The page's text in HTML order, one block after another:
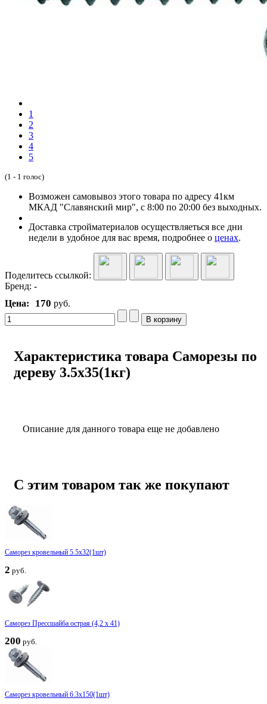
1
2
3
4
5
(1 - 1 голос)
Возможен самовывоз этого товара по адресу 41км
МКАД "Славянский мир", с 8:00 по 20:00 без выходных.
Доставка стройматериалов осуществляеться все дни
недели в удобное для вас время, подробнее о ценах.
Поделитесь ссылкой:
Бренд: -
Цена:
170 руб.
Характеристика товара Саморезы по
дереву 3.5x35(1кг)
Описание для данного товара еще не добавлено
С этим товаром так же покупают
Саморез кровельный 5.5x32(1шт)
2 руб.
Саморез Прессшайба острая (4,2 х 41)
200 руб.
Саморез кровельный 6.3x150(1шт)